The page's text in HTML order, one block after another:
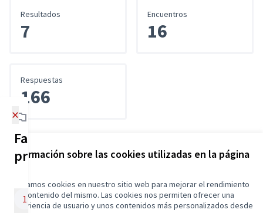
Información sobre las cookies utilizadas en la página
web
Utilizamos cookies en nuestro sitio web para mejorar el rendimiento
y el contenido del mismo. Las cookies nos permiten ofrecer una
experiencia de usuario y unos contenidos más personalizados desde
Resultados
7
Encuentros
16
Respuestas
166
Referencia: GADCUENCA-PART-2023-05-13
Términos y condiciones de uso
Configuración de cookies
Cuenca Participa en X
Cuenca Participa en Facebook
Cuenca Participa en Instagram
×
Fases del
proceso
1
Firma de Actas-